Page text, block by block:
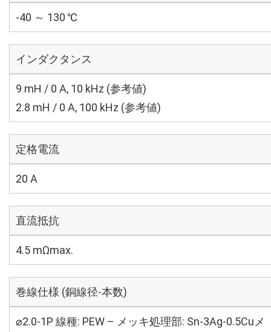
-40 ～ 130 ℃
インダクタンス
9 mH / 0 A, 10 kHz (参考値)
2.8 mH / 0 A, 100 kHz (参考値)
定格電流
20 A
直流抵抗
4.5 mΩmax.
巻線仕様 (銅線径-本数)
⌀2.0-1P 線種: PEW – メッキ処理部: Sn-3Ag-0.5Cuメ